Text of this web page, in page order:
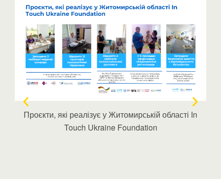
Проєкти, які реалізує у Житомирській області In
Touch Ukraine Foundation